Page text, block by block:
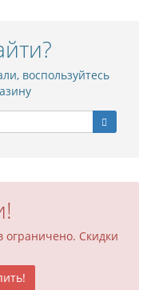
воспользуйтесь
ограничено. Скидки